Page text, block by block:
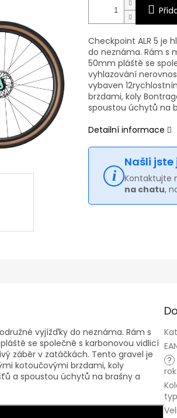
Checkpoint ALR 5 je
do neznáma. Rám s
50mm pláště se
vyhlazování
vybaven
brzdami, koly
spoustou úchytů na
Detailní informace
Našli
Kontaktujte
na chatu,
vyjížďky do neznáma. Rám s
se společně s karbonovou vidlicí
záběr v zatáčkách. Tento gravel je
kotoučovými brzdami, koly
a spoustou úchytů na brašny a
?
rok: